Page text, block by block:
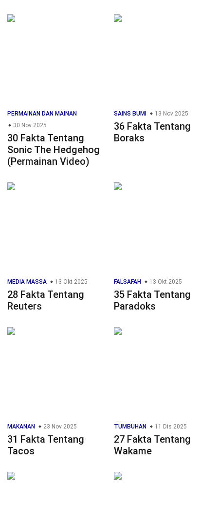
PERMAINAN DAN MAINAN
30 Nov 2025
30 Fakta Tentang
Sonic The Hedgehog
(Permainan Video)
SAINS BUMI 13 Nov 2025
36 Fakta Tentang
Boraks
MEDIA MASSA 13 Okt 2025
28 Fakta Tentang
Reuters
FALSAFAH 13 Okt 2025
35 Fakta Tentang
Paradoks
MAKANAN 23 Nov 2025
31 Fakta Tentang
Tacos
TUMBUHAN 11 Dis 2025
27 Fakta Tentang
Wakame